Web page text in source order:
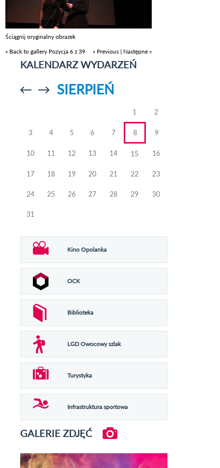
Ściągnij oryginalny obrazek
« Back to gallery Pozycja 6 z 39 « Previous | Następne »
KALENDARZ WYDARZEŃ
Przejdź doPrzejdź do
SIERPIEŃ
1 2
3 4 5 6 7 8 9
10 11 12 13 14 15 16
17 18 19 20 21 22 23
24 25 26 27 28 29 30
31
Kino Opolanka
OCK
Biblioteka
LGD Owocowy szlak
Turystyka
Infrastruktura sportowa
GALERIE ZDJĘĆ